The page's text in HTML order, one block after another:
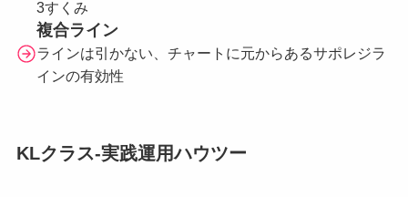
3すくみ
複合ライン
ラインは引かない、チャートに元からあるサポレジラ
インの有効性
KLクラス-実践運用ハウツー